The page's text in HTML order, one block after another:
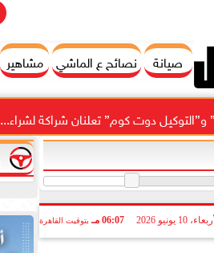
صيانة نصائح ع الماشي مشاهير
دوت كوم” تعلنان شراكة لشراء...
10 يونيو 2026 06:07 مـ بتوقيت القاهرة